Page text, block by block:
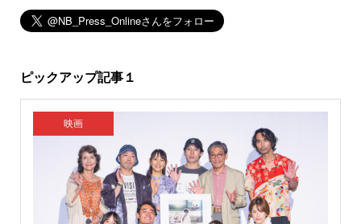
ピックアップ記事１
映画